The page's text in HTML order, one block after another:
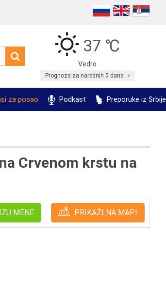
37 ℃
Vedro
Prognoza za narednih 5 dana
za posao Podkast Preporuke iz Srbije
Crvenom krstu na
MENE PRIKAŽI NA MAPI